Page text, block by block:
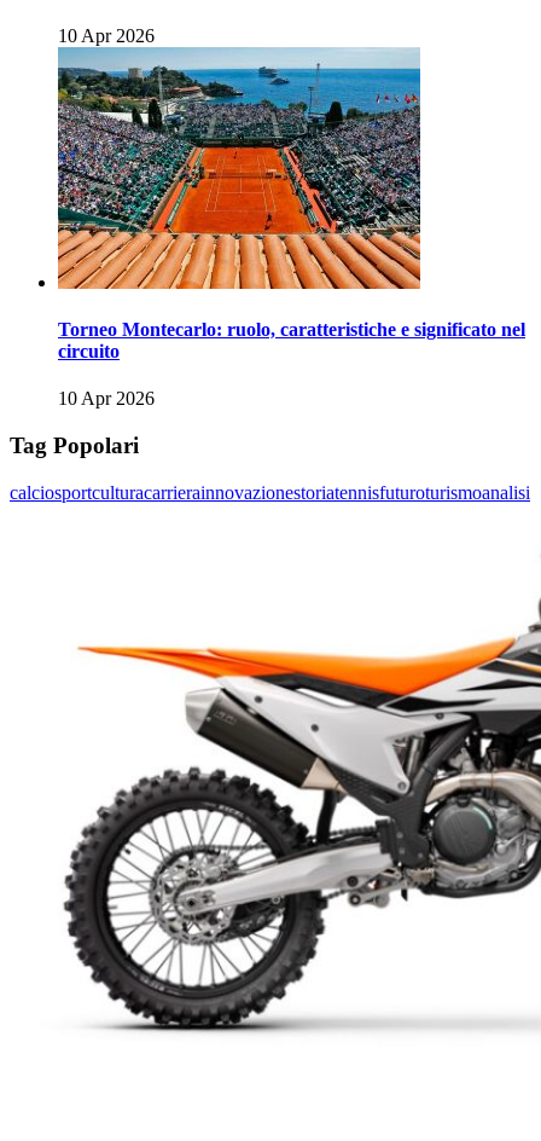
10 Apr 2026
Torneo Montecarlo: ruolo, caratteristiche e significato nel
circuito
10 Apr 2026
Tag Popolari
calciosportculturacarrierainnovazionestoriatennisfuturoturismoanalisi